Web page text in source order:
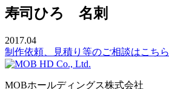
寿司ひろ 名刺
2017.04
制作依頼、見積り等のご相談はこちら
MOBホールディングス株式会社